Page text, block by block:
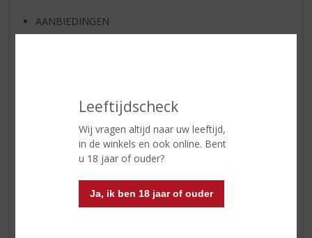
Leeftijdscheck
Wij vragen altijd naar uw leeftijd,
in de winkels en ook online. Bent
u 18 jaar of ouder?
Ja, ik ben 18 jaar of ouder
AANBIEDINGEN
BIER VAN DE MAAND
SPIRIT VAN DE MAAND
EXCLUSIEF TOPSLIJTER